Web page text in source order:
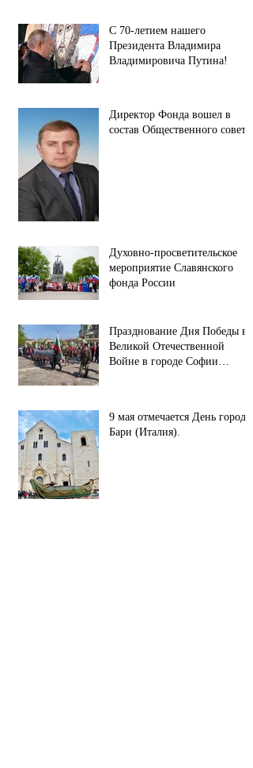
С 70-летием нашего
Президента Владимира
Владимировича Путина!
Директор Фонда вошел в
состав Общественного совета.
Духовно-просветительское
мероприятие Славянского
фонда России
Празднование Дня Победы в
Великой Отечественной
Войне в городе Софии
9 мая отмечается День города
Бари (Италия).